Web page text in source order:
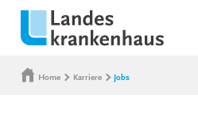
Home Karriere Jobs